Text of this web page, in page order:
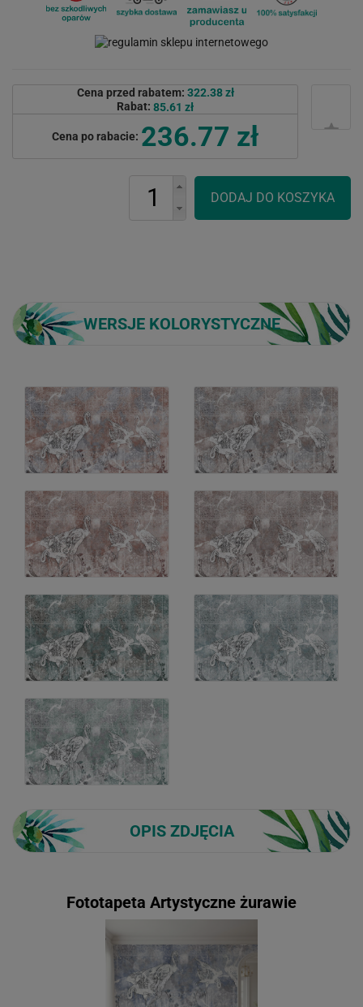
Cena przed rabatem: 322.38 zł
Rabat: 85.61 zł
Cena po rabacie: 236.77 zł
WERSJE KOLORYSTYCZNE
OPIS ZDJĘCIA
Fototapeta Artystyczne żurawie